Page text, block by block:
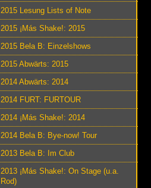
2015 Lesung Lists of Note
2015 ¡Más Shake!: 2015
2015 Bela B: Einzelshows
2015 Abwärts: 2015
2014 Abwärts: 2014
2014 FURT: FURTOUR
2014 ¡Más Shake!: 2014
2014 Bela B: Bye-now! Tour
2013 Bela B: Im Club
2013 ¡Más Shake!: On Stage (u.a.
Rod)